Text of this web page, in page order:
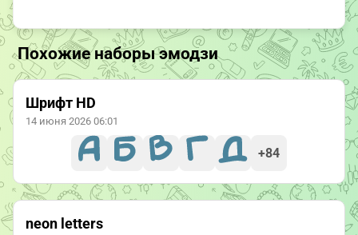
Похожие наборы эмодзи
Шрифт HD
14 июня 2026 06:01
+84
neon letters